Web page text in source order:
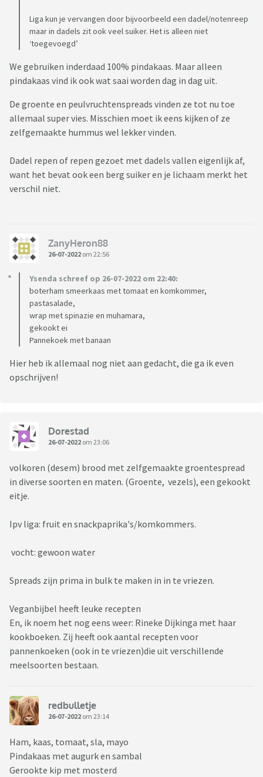
Liga kun je vervangen door bijvoorbeeld een dadel/notenreep
maar in dadels zit ook veel suiker. Het is alleen niet
‘toegevoegd’
We gebruiken inderdaad 100% pindakaas. Maar alleen
pindakaas vind ik ook wat saai worden dag in dag uit.
De groente en peulvruchtenspreads vinden ze tot nu toe
allemaal super vies. Misschien moet ik eens kijken of ze
zelfgemaakte hummus wel lekker vinden.
Dadel repen of repen gezoet met dadels vallen eigenlijk af,
want het bevat ook een berg suiker en je lichaam merkt het
verschil niet.
ZanyHeron88
26-07-2022 om 22:56
Ysenda schreef op 26-07-2022 om 22:40:
boterham smeerkaas met tomaat en komkommer,
pastasalade,
wrap met spinazie en muhamara,
gekookt ei
Pannekoek met banaan
Hier heb ik allemaal nog niet aan gedacht, die ga ik even
opschrijven!
Dorestad
26-07-2022 om 23:06
volkoren (desem) brood met zelfgemaakte groentespread
in diverse soorten en maten. (Groente, vezels), een gekookt
eitje.
Ipv liga: fruit en snackpaprika's/komkommers.
vocht: gewoon water
Spreads zijn prima in bulk te maken in in te vriezen.
Veganbijbel heeft leuke recepten
En, ik noem het nog eens weer: Rineke Dijkinga met haar
kookboeken. Zij heeft ook aantal recepten voor
pannenkoeken (ook in te vriezen)die uit verschillende
meelsoorten bestaan.
redbulletje
26-07-2022 om 23:14
Ham, kaas, tomaat, sla, mayo
Pindakaas met augurk en sambal
Gerookte kip met mosterd